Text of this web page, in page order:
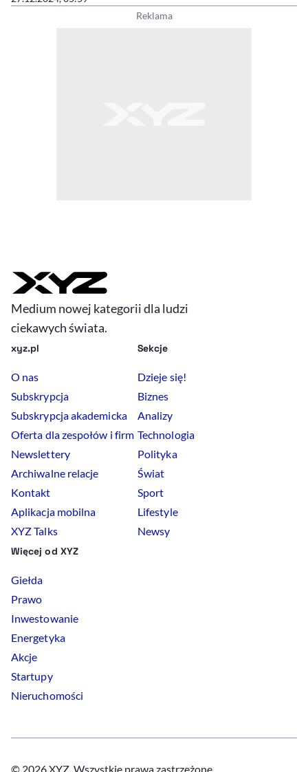
Medium nowej kategorii dla ludzi
ciekawych świata.
xyz.pl
O nas
Subskrypcja
Subskrypcja akademicka
Oferta dla zespołów i firm
Newslettery
Archiwalne relacje
Kontakt
Aplikacja mobilna
XYZ Talks
Sekcje
Dzieje się!
Biznes
Analizy
Technologia
Polityka
Świat
Sport
Lifestyle
Newsy
Więcej od XYZ
Giełda
Prawo
Inwestowanie
Energetyka
Akcje
Startupy
Nieruchomości
© 2026 XYZ. Wszystkie prawa zastrzeżone